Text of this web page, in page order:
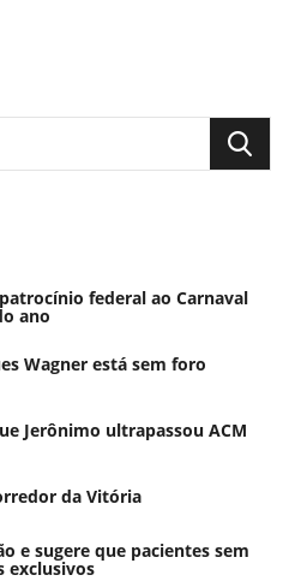
federal ao Carnaval
ano
Wagner está sem foro
Jerônimo ultrapassou ACM
da Vitória
e sugere que pacientes sem
exclusivos